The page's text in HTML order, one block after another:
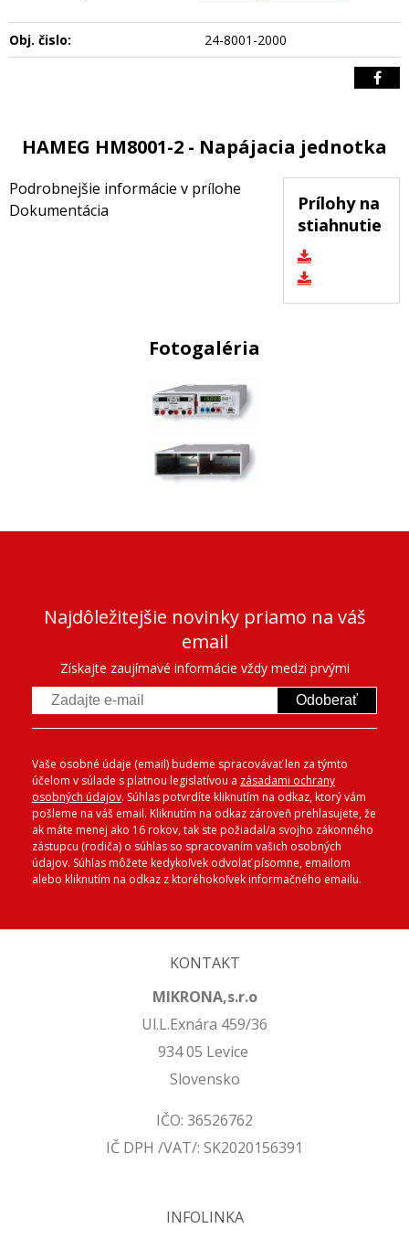
Obj. čislo: 24-8001-2000
HAMEG HM8001-2 - Napájacia jednotka
Prílohy na
stiahnutie
Podrobnejšie informácie v prílohe
Dokumentácia
Fotogaléria
Najdôležitejšie novinky priamo na váš
email
Získajte zaujímavé informácie vždy medzi prvými
Odoberať
Vaše osobné údaje (email) budeme spracovávať len za týmto
účelom v súlade s platnou legislatívou a zásadami ochrany
osobných údajov. Súhlas potvrdíte kliknutím na odkaz, ktorý vám
pošleme na váš email. Kliknutím na odkaz zároveň prehlasujete, že
ak máte menej ako 16 rokov, tak ste požiadal/a svojho zákonného
zástupcu (rodiča) o súhlas so spracovaním vašich osobných
údajov. Súhlas môžete kedykoľvek odvolať písomne, emailom
alebo kliknutím na odkaz z ktoréhokoľvek informačného emailu.
KONTAKT
MIKRONA,s.r.o
Ul.L.Exnára 459/36
934 05 Levice
Slovensko
IČO: 36526762
IČ DPH /VAT/: SK2020156391
INFOLINKA